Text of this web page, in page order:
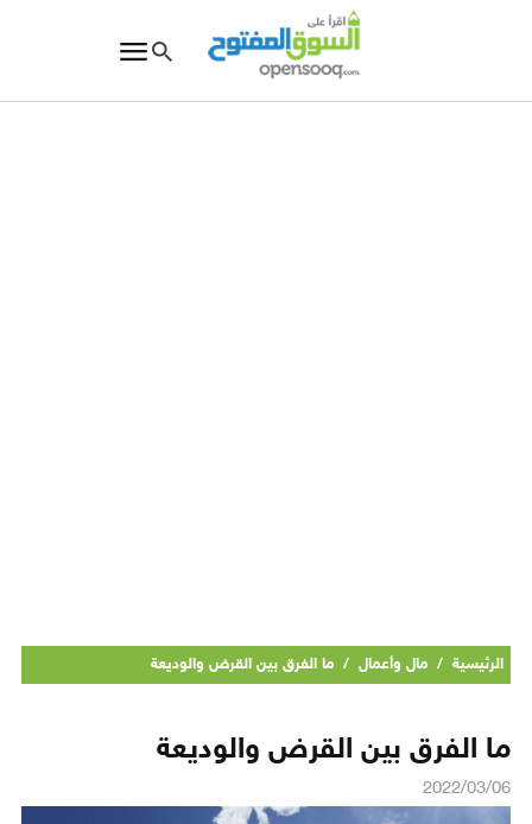
الرئيسية / مال وأعمال / ما الفرق بين القرض والوديعة
ما الفرق بين القرض والوديعة
2022/03/06